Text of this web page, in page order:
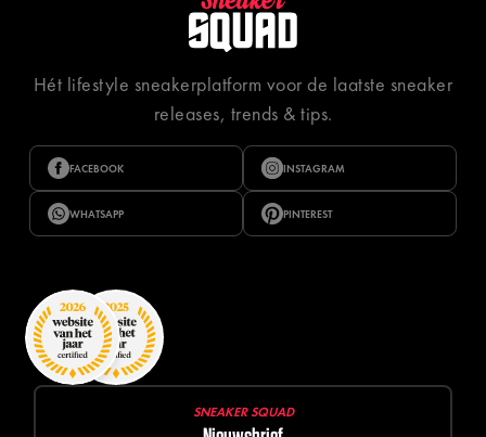
Hét lifestyle sneakerplatform voor de laatste sneaker
releases, trends & tips.
FACEBOOK INSTAGRAM
WHATSAPP PINTEREST
SNEAKER SQUAD